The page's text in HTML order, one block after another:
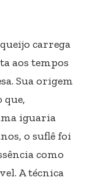
carrega
aos tempos
Sua origem
que,
iguaria
o suflê foi
como
A técnica